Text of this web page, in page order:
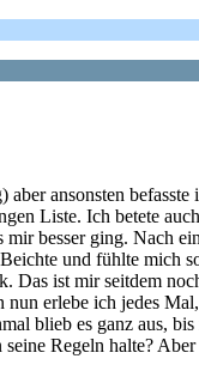
ansonsten
Liste. Ich betete
besser ging. Nach
und fühlte mich
ist mir seitdem
erlebe ich jedes
blieb es ganz aus,
Regeln halte?